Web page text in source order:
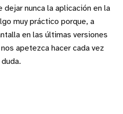
dejar nunca la aplicación en la
muy práctico porque, a
en las últimas versiones
apetezca hacer cada vez